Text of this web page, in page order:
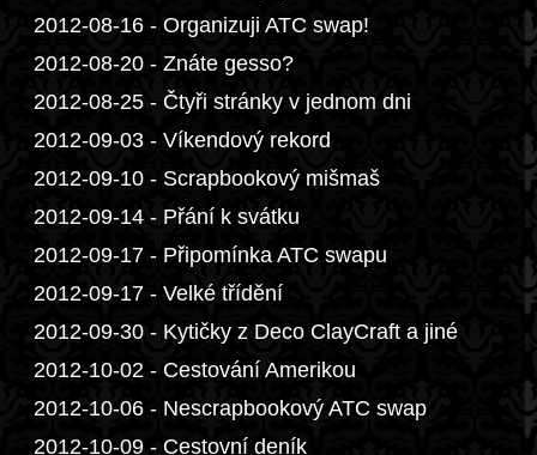
2012-08-16 - Organizuji ATC swap!
2012-08-20 - Znáte gesso?
2012-08-25 - Čtyři stránky v jednom dni
2012-09-03 - Víkendový rekord
2012-09-10 - Scrapbookový mišmaš
2012-09-14 - Přání k svátku
2012-09-17 - Připomínka ATC swapu
2012-09-17 - Velké třídění
2012-09-30 - Kytičky z Deco ClayCraft a jiné
2012-10-02 - Cestování Amerikou
2012-10-06 - Nescrapbookový ATC swap
2012-10-09 - Cestovní deník